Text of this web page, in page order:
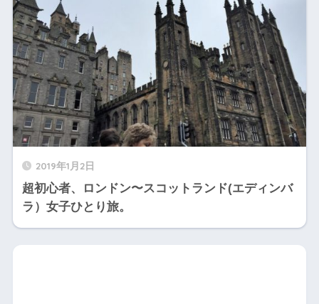
2019年1月2日
超初心者、ロンドン〜スコットランド(エディンバ
ラ）女子ひとり旅。